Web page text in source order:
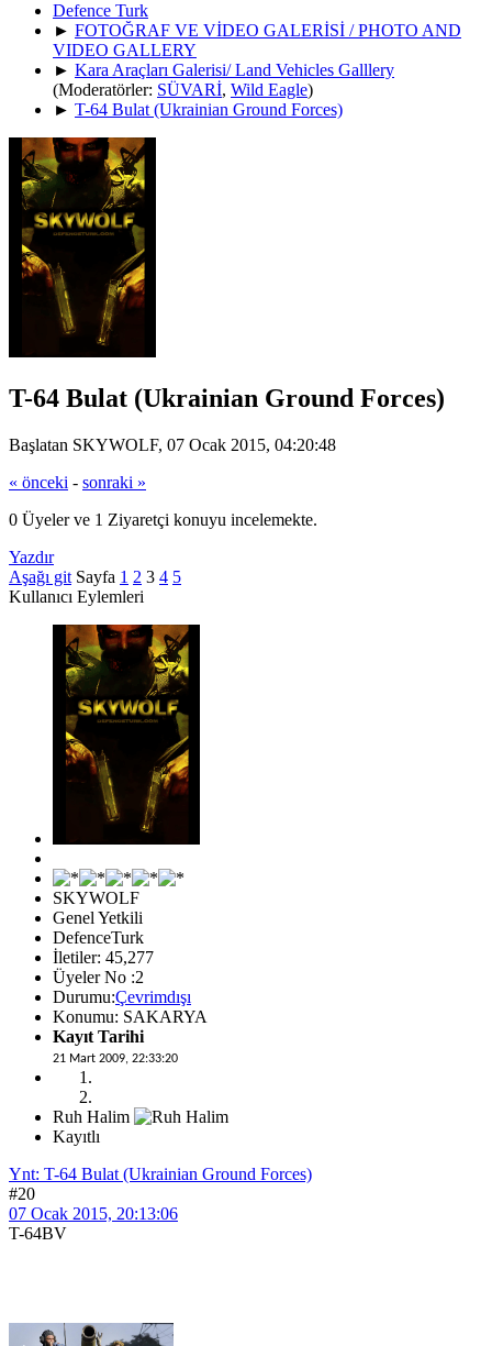
Defence Turk
► FOTOĞRAF VE VİDEO GALERİSİ / PHOTO AND
VIDEO GALLERY
► Kara Araçları Galerisi/ Land Vehicles Galllery
(Moderatörler: SÜVARİ, Wild Eagle)
► T-64 Bulat (Ukrainian Ground Forces)
T-64 Bulat (Ukrainian Ground Forces)
Başlatan SKYWOLF, 07 Ocak 2015, 04:20:48
« önceki - sonraki »
0 Üyeler ve 1 Ziyaretçi konuyu incelemekte.
Yazdır
Aşağı git Sayfa 1 2 3 4 5
Kullanıcı Eylemleri
SKYWOLF
Genel Yetkili
DefenceTurk
İletiler: 45,277
Üyeler No :2
Durumu:Çevrimdışı
Konumu: SAKARYA
Kayıt Tarihi
21 Mart 2009, 22:33:20
Ruh Halim
Kayıtlı
Ynt: T-64 Bulat (Ukrainian Ground Forces)
#20
07 Ocak 2015, 20:13:06
T-64BV